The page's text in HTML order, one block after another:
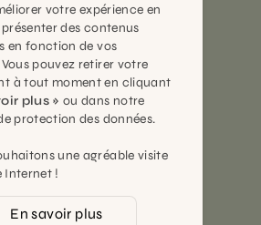
votre expérience en
des contenus
en fonction de vos
pouvez retirer votre
à tout moment en cliquant
plus » ou dans notre
protection des données.
une agréable visite
Internet !
En savoir plus